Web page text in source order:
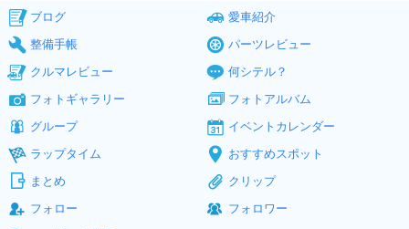
ブログ
愛車紹介
整備手帳
パーツレビュー
クルマレビュー
何シテル？
フォトギャラリー
フォトアルバム
グループ
イベントカレンダー
ラップタイム
おすすめスポット
まとめ
クリップ
フォロー
フォロワー